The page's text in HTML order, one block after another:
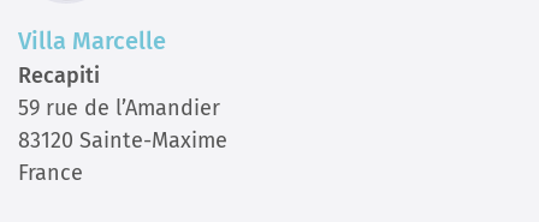
Villa Marcelle
Recapiti
59 rue de l’Amandier
83120 Sainte-Maxime
France